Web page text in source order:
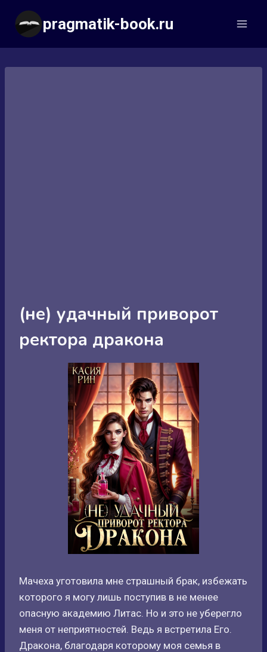
Перейти
содержимому
pragmatik-book.ru
(не) удачный приворот
ректора дракона
Мачеха уготовила мне страшный брак, избежать
которого я могу лишь поступив в не менее
опасную академию Литас. Но и это не уберегло
меня от неприятностей. Ведь я встретила Его.
Дракона, благодаря которому моя семья в